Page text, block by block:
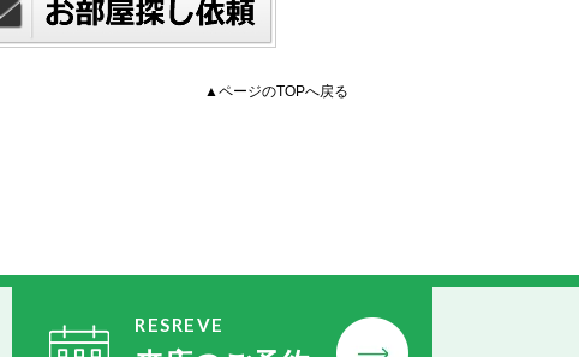
▲ページのTOPへ戻る
RESREVE